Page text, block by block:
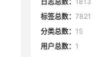
搬瓦工
腾讯云优惠